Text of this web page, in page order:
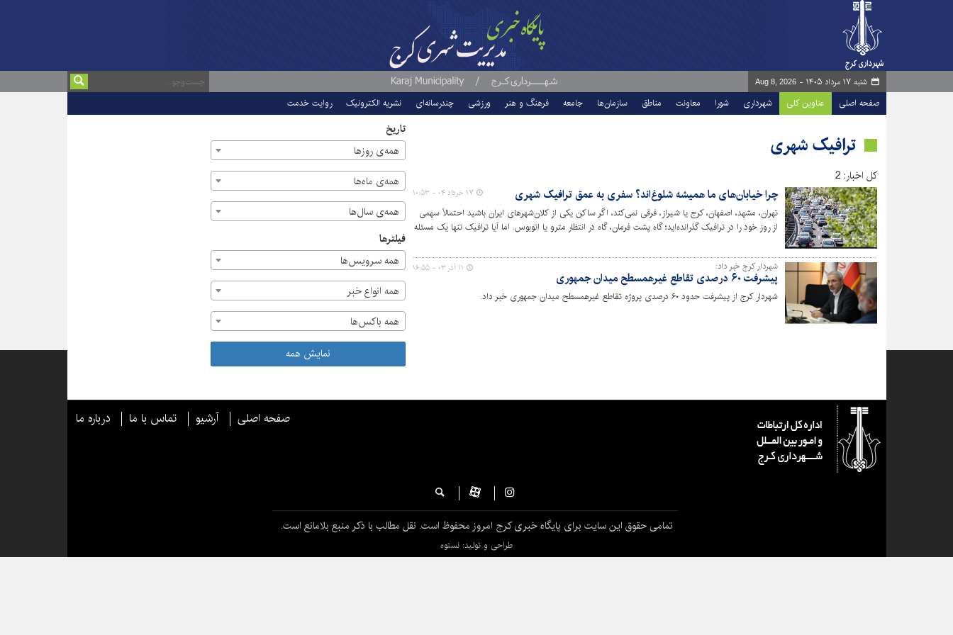
شنبه ۱۷ مرداد ۱۴۰۵ - Aug 8, 2026
صفحه اصلی عناوین کلی شهرداری شورا معاونت مناطق سازمان‌ها جامعه فرهنگ و هنر ورزشی چندرسانه‌ای نشریه الکترونیک روایت خدمت
ترافیک شهری
کل اخبار: 2
چرا خیابان‌های ما همیشه شلوغ‌اند؟ سفری به عمق ترافیک شهری
تهران، مشهد، اصفهان، کرج یا شیراز، فرقی نمی‌کند، اگر ساکن یکی از کلان‌شهرهای ایران باشید احتمالاً سهمی
از روز خود را در ترافیک گذرانده‌اید؛ گاه پشت فرمان، گاه در انتظار مترو یا اتوبوس. اما آیا ترافیک تنها یک مسئله
اسطوره‌های ذهنی ما از شهر و زندگی شهری؟
۱۷ خرداد ۰۴ - ۱۰:۵۳
شهردار کرج خبر داد:
پیشرفت ۶۰ درصدی تقاطع غیرهمسطح میدان جمهوری
شهردار کرج از پیشرفت حدود ۶۰ درصدی پروژه تقاطع غیرهمسطح میدان جمهوری خبر داد.
۱۱ آذر ۰۳ - ۱۶:۵۵
تاریخ
همه‌ی روزها
همه‌ی ماه‌ها
همه‌ی سال‌ها
فیلترها
همه سرویس‌ها
همه انواع خبر
همه باکس‌ها
نمایش همه
صفحه اصلی آرشیو تماس با ما درباره ما
تمامی حقوق این سایت برای پایگاه خبری کرج امروز محفوظ است. نقل مطالب با ذکر منبع بلامانع است.
طراحی و تولید: نستوه